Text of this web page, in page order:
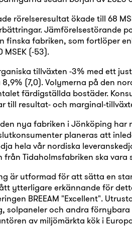
rörelseresultat ökade till 68
Jämförelsestörande
finska fabriken, som fortlöper
(-53).
tillväxten -3% med ett
(7,0). Volymerna på den
färdigställda bostäder.
till resultat- och marginal-
nya fabriken i Jönköping
planeras att
hela vår nordiska
Tidaholmsfabriken ska vara
är utformad för att sätta en
ytterligare erkännande för
BREEAM "Excellent".
solpaneler och andra
av miljömärkta kök i